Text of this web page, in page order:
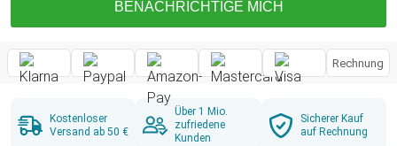
BENACHRICHTIGE MICH
Rechnung
Kostenloser
Versand ab 50 €
Über 1 Mio.
zufriedene
Kunden
Sicherer Kauf
auf Rechnung